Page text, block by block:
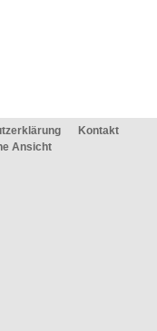
Kontakt
Ansicht